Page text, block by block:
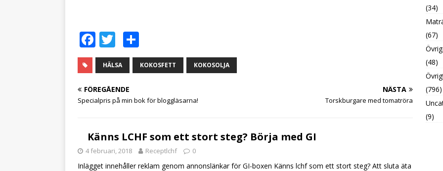
F
a
c
e
b
o
k
T
w
it
te
r
el
a
HÄLSA KOKOSFETT KOKOSOLJA
FÖREGÅENDE
Specialpris på min bok för bloggläsarna!
NÄSTA
Torskburgare med tomatröra
Känns LCHF som ett stort steg? Börja med GI
4 februari, 2018 Receptlchf 0
Inlägget innehåller reklam genom annonslänkar för GI-boxen Känns lchf som ett stort steg? Att sluta äta
(34)
(67)
(48)
(796)
(9)